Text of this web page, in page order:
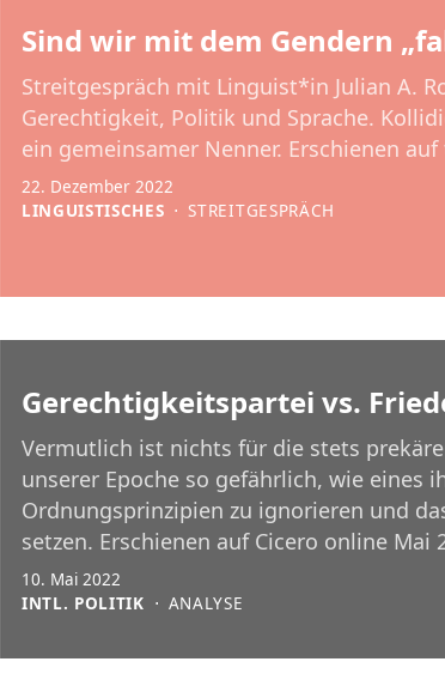
Sind wir mit dem Gendern
Streitgespräch mit Linguist*in Julian A.
Gerechtigkeit, Politik und Sprache.
ein gemeinsamer Nenner. Erschienen auf
22. Dezember 2022
LINGUISTISCHES ⋅ STREITGESPRÄCH
Gerechtigkeitspartei vs.
Vermutlich ist nichts für die stets
unserer Epoche so gefährlich, wie eines
Ordnungsprinzipien zu ignorieren und
setzen. Erschienen auf Cicero online Mai
10. Mai 2022
INTL. POLITIK ⋅ ANALYSE